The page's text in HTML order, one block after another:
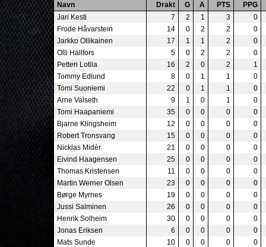
Navn Drakt G A PTS
PPG
Jari Kesti
7 2 1 3
0
Frode Håvarstein
14 0 2 2
0
Jarkko Ollikainen
17 1 1 2
0
Olli Hällfors
5 0 2 2
0
Petteri Lotila
16 2 0 2
1
Tommy Edlund
8 0 1 1
0
Tomi Suoniemi
22 0 1 1
0
Arne Valseth
9 1 0 1
0
Tomi Haapaniemi
35 0 0 0
0
Bjarne Klingsheim
12 0 0 0
0
Robert Tronsvang
15 0 0 0
0
Nicklas Midèr
21 0 0 0
0
Eivind Haagensen
25 0 0 0
0
Thomas Kristensen
11 0 0 0
0
Martin Werner Olsen
23 0 0 0
0
Børge Myrnes
19 0 0 0
0
Jussi Salminen
26 0 0 0
0
Henrik Solheim
30 0 0 0
0
Jonas Eriksen
6 0 0 0
0
Mats Sunde
10 0 0 0
0